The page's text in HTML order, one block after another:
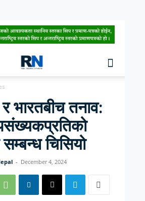
भारतबीच तनाव:
चिसियो
- December 4, 2024